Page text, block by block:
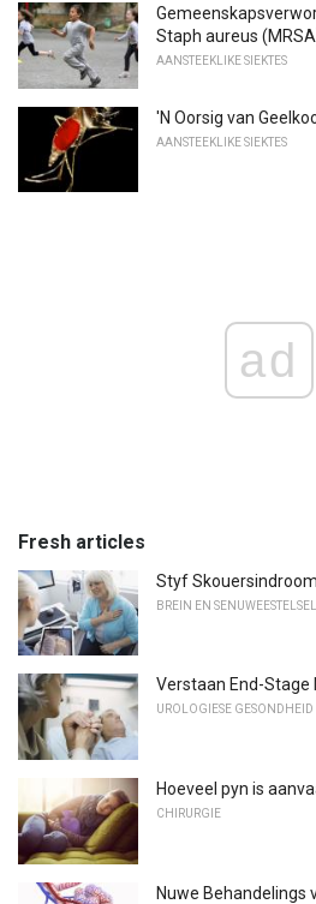
Staph aureus
AANSTEEKLIKE SIEKTES
'N Oorsig van
AANSTEEKLIKE SIEKTES
ad
Fresh articles
Styf
BREIN EN SENUWEESTELSEL
Verstaan ​​End-Stage
UROLOGIESE GESONDHEID
Hoeveel pyn is
CHIRURGIE
Nuwe Behandelings